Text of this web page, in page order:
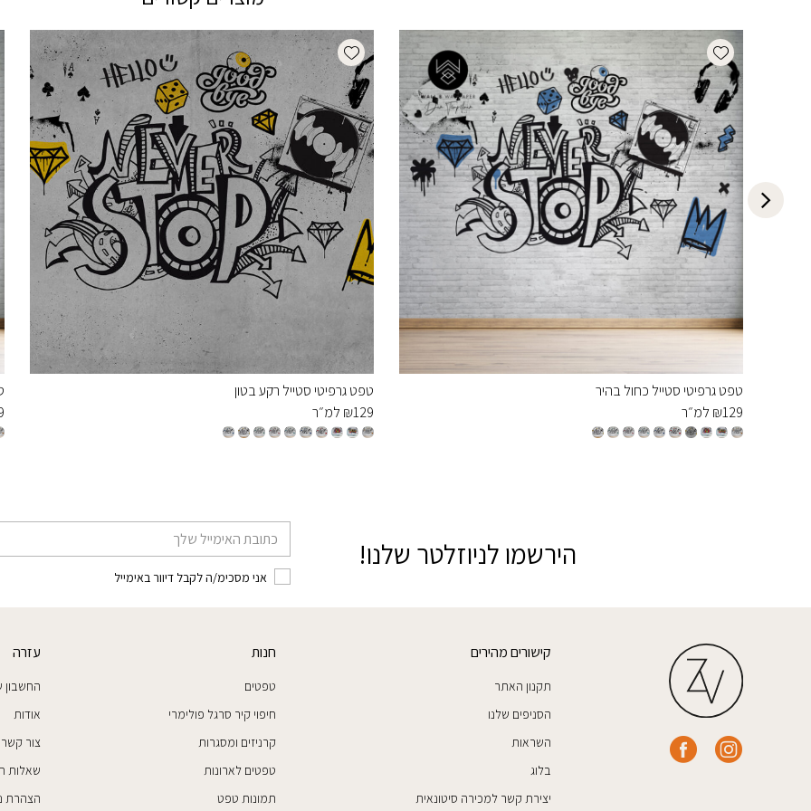
Add wishlist
טפט גרפיטי סטייל כחול בהיר
₪129 למ״ר
Add wishlist
טפט גרפיטי סטייל רקע בטון
₪129 למ״ר
הירשמו לניוזלטר שלנו!
אני מסכימ/ה לקבל דיוור באימייל
קישורים מהירים
תקנון האתר
הסניפים שלנו
השראות
בלוג
יצירת קשר למכירה סיטונאית
חנות
טפטים
חיפוי קיר סרגל פולימרי
קרניזים ומסגרות
טפטים לארונות
תמונות טפט
עזרה
החשבון
אודות
צור קשר
שאלות
הצהרת